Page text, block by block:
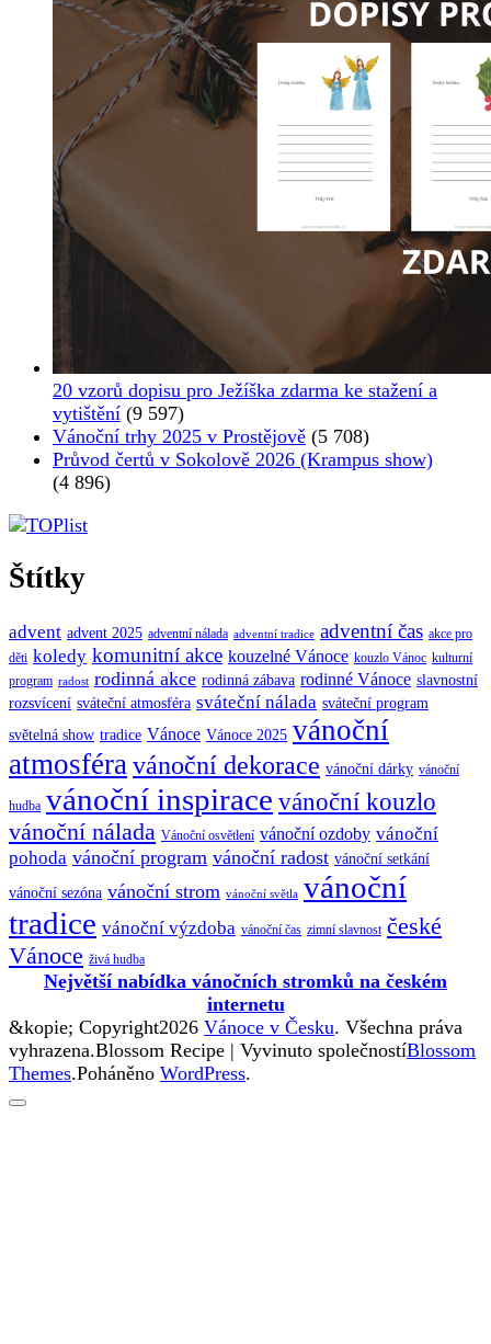
20 vzorů dopisu pro Ježíška zdarma ke stažení a
vytištění (9 597)
Vánoční trhy 2025 v Prostějově (5 708)
Průvod čertů v Sokolově 2026 (Krampus show)
(4 896)
Štítky
advent advent 2025 adventní nálada adventní tradice adventní čas akce pro
děti koledy komunitní akce kouzelné Vánoce kouzlo Vánoc kulturní
program radost rodinná akce rodinná zábava rodinné Vánoce slavnostní
rozsvícení sváteční atmosféra sváteční nálada sváteční program
světelná show tradice Vánoce Vánoce 2025 vánoční
atmosféravánoční dekorace vánoční dárky vánoční
hudba vánoční inspirace vánoční kouzlo
vánoční nálada Vánoční osvětlení vánoční ozdoby vánoční
pohoda vánoční program vánoční radost vánoční setkání
vánoční sezóna vánoční strom vánoční světla vánoční
tradice vánoční výzdoba vánoční čas zimní slavnost české
Vánoce živá hudba
Největší nabídka vánočních stromků na českém
internetu
&kopie; Copyright2026 Vánoce v Česku. Všechna práva
vyhrazena.Blossom Recipe | Vyvinuto společnostíBlossom
Themes.Poháněno WordPress.